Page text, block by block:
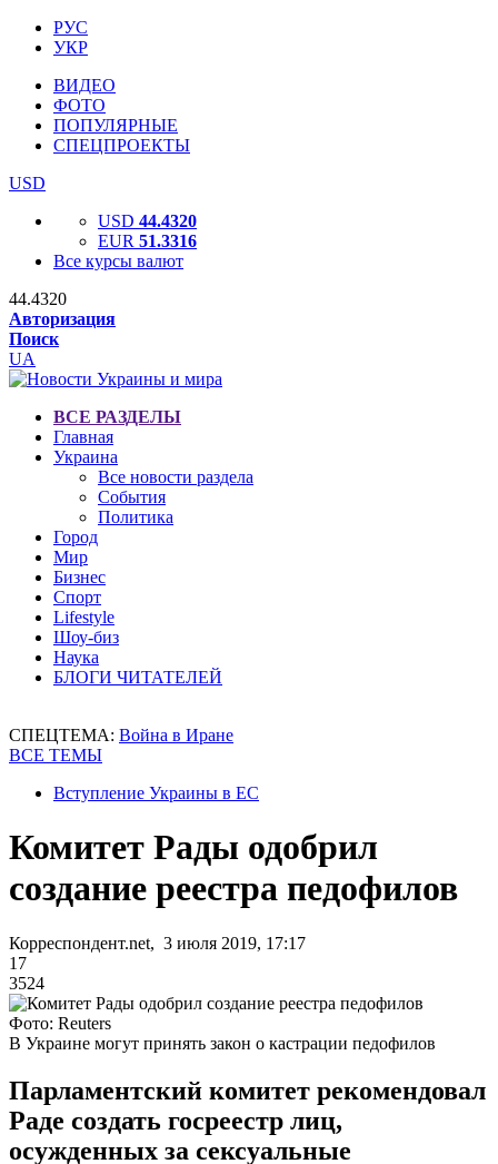
РУС
УКР
ВИДЕО
ФОТО
ПОПУЛЯРНЫЕ
СПЕЦПРОЕКТЫ
USD
USD 44.4320
EUR 51.3316
Все курсы валют
44.4320
Авторизация
Поиск
UA
ВСЕ РАЗДЕЛЫ
Главная
Украина
Все новости раздела
События
Политика
Город
Мир
Бизнес
Спорт
Lifestyle
Шоу-биз
Наука
БЛОГИ ЧИТАТЕЛЕЙ
СПЕЦТЕМА: Война в Иране
ВСЕ ТЕМЫ
Вступление Украины в ЕС
Комитет Рады одобрил
создание реестра педофилов
Корреспондент.net, 3 июля 2019, 17:17
17
3524
Фото: Reuters
В Украине могут принять закон о кастрации педофилов
Парламентский комитет рекомендовал
Раде создать госреестр лиц,
осужденных за сексуальные